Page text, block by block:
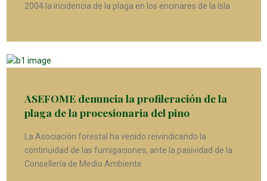
2004 la incidencia de la plaga en los encinares de la Isla
ASEFOME denuncia la profileración de la
plaga de la procesionaria del pino
La Asociación forestal ha venido reivindicando la
continuidad de las fumigaciones, ante la pasividad de la
Consellería de Medio Ambiente